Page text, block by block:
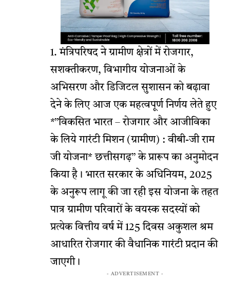
1. मंत्रिपरिषद ने ग्रामीण क्षेत्रों में रोजगार,
सशक्तीकरण, विभागीय योजनाओं के
अभिसरण और डिजिटल सुशासन को बढ़ावा
देने के लिए आज एक महत्वपूर्ण निर्णय लेते हुए
*’’विकसित भारत – रोजगार और आजीविका
के लिये गारंटी मिशन (ग्रामीण) : वीबी-जी राम
जी योजना* छत्तीसगढ़’’ के प्रारूप का अनुमोदन
किया है। भारत सरकार के अधिनियम, 2025
के अनुरूप लागू की जा रही इस योजना के तहत
पात्र ग्रामीण परिवारों के वयस्क सदस्यों को
प्रत्येक वित्तीय वर्ष में 125 दिवस अकुशल श्रम
आधारित रोजगार की वैधानिक गारंटी प्रदान की
जाएगी।
- ADVERTISEMENT -